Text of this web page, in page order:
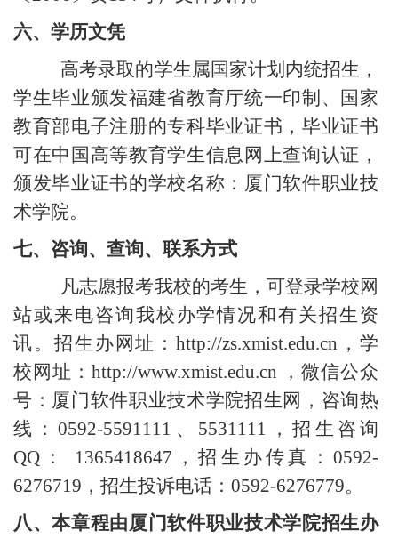
六、学历文凭
高考录取的学生属国家计划内统招生，
学生毕业颁发福建省教育厅统一印制、国家
教育部电子注册的专科毕业证书，毕业证书
可在中国高等教育学生信息网上查询认证，
颁发毕业证书的学校名称：厦门软件职业技
术学院。
七、咨询、查询、联系方式
凡志愿报考我校的考生，可登录学校网
站或来电咨询我校办学情况和有关招生资
讯。招生办网址：http://zs.xmist.edu.cn ，学
校网址： http://www.xmist.edu.cn
，微信公众
号：厦门软件职业技术学院招生网，咨询热
线：0592-5591111 、 5531111
，招生咨询
QQ ： 1365418647 ，招生办传真：0592-
6276719 ，招生投诉电话： 0592-6276779。
八、本章程由厦门软件职业技术学院招生办